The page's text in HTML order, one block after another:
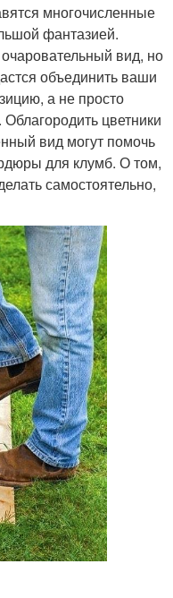
многочисленные
фантазией.
вид, но
объединить ваши
а не просто
цветники
вид могут помочь
для клумб. О том,
самостоятельно,